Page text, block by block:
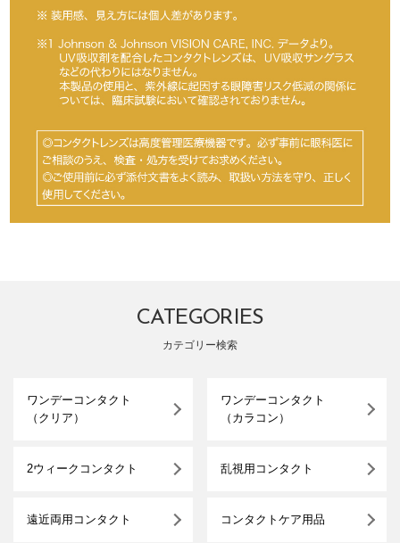
CATEGORIES
カテゴリー検索
ワンデーコンタクト
（クリア）
ワンデーコンタクト
（カラコン）
2ウィークコンタクト 乱視用コンタクト
遠近両用コンタクト コンタクトケア用品